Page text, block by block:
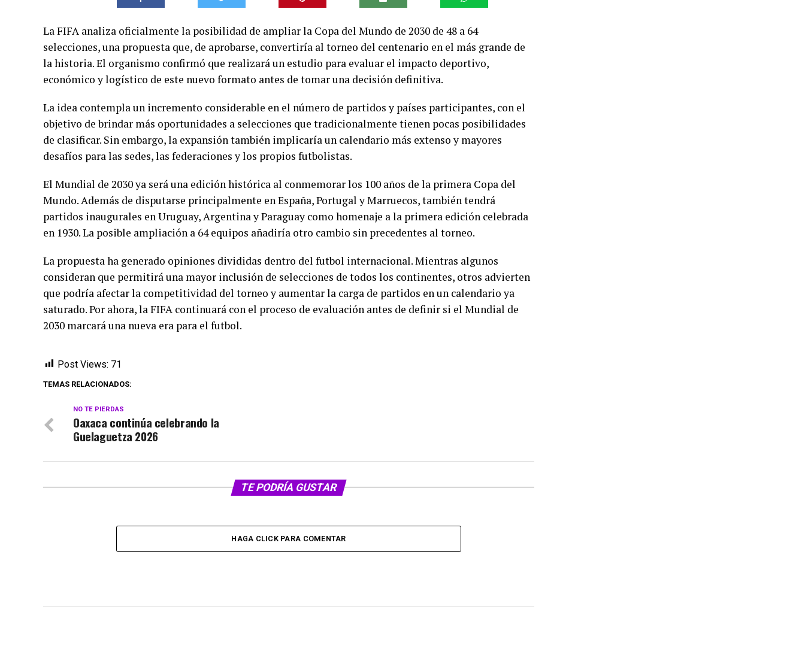
La FIFA analiza oficialmente la posibilidad de ampliar la Copa del Mundo de 2030 de 48 a 64
selecciones, una propuesta que, de aprobarse, convertiría al torneo del centenario en el más grande de
la historia. El organismo confirmó que realizará un estudio para evaluar el impacto deportivo,
económico y logístico de este nuevo formato antes de tomar una decisión definitiva.
La idea contempla un incremento considerable en el número de partidos y países participantes, con el
objetivo de brindar más oportunidades a selecciones que tradicionalmente tienen pocas posibilidades
de clasificar. Sin embargo, la expansión también implicaría un calendario más extenso y mayores
desafíos para las sedes, las federaciones y los propios futbolistas.
El Mundial de 2030 ya será una edición histórica al conmemorar los 100 años de la primera Copa del
Mundo. Además de disputarse principalmente en España, Portugal y Marruecos, también tendrá
partidos inaugurales en Uruguay, Argentina y Paraguay como homenaje a la primera edición celebrada
en 1930. La posible ampliación a 64 equipos añadiría otro cambio sin precedentes al torneo.
La propuesta ha generado opiniones divididas dentro del futbol internacional. Mientras algunos
consideran que permitirá una mayor inclusión de selecciones de todos los continentes, otros advierten
que podría afectar la competitividad del torneo y aumentar la carga de partidos en un calendario ya
saturado. Por ahora, la FIFA continuará con el proceso de evaluación antes de definir si el Mundial de
2030 marcará una nueva era para el futbol.
Post Views: 71
TEMAS RELACIONADOS:
NO TE PIERDAS
Oaxaca continúa celebrando la
Guelaguetza 2026
TE PODRÍA GUSTAR
HAGA CLICK PARA COMENTAR